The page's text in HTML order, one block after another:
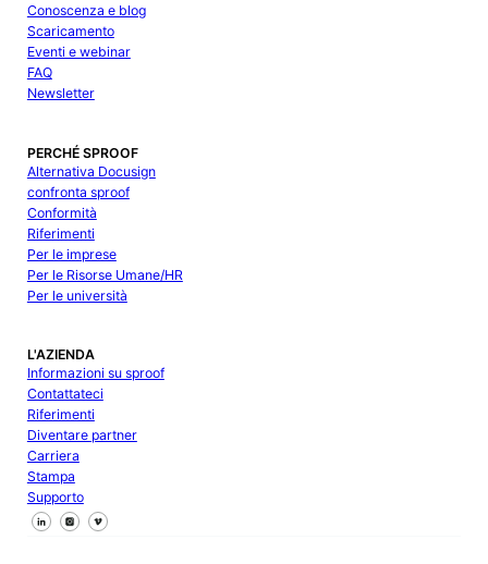
Conoscenza e blog
Scaricamento
Eventi e webinar
FAQ
Newsletter
PERCHÉ SPROOF
Alternativa Docusign
confronta sproof
Conformità
Riferimenti
Per le imprese
Per le Risorse Umane/HR
Per le università
L'AZIENDA
Informazioni su sproof
Contattateci
Riferimenti
Diventare partner
Carriera
Stampa
Supporto
Seguici su Facebook
Seguici su X
Seguici su LinkedIn